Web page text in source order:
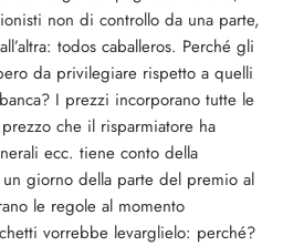
non di controllo da una parte,
todos caballeros. Perché gli
da privilegiare rispetto a quelli
I prezzi incorporano tutte le
che il risparmiatore ha
ecc. tiene conto della
giorno della parte del premio al
le regole al momento
vorrebbe levarglielo: perché?